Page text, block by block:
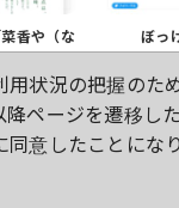
香や（な
ぼっ
用状況の把握のた
降ページを遷移し
意したことにな